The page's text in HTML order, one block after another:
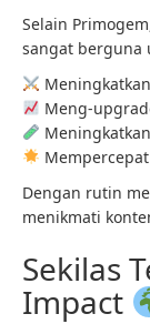
Selain
sangat berguna
Meng-
Dengan rutin
menikmati
Sekilas
Impact